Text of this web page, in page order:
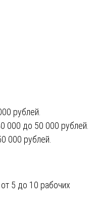
рублей.
000 до 50 000 рублей.
000 рублей.
5 до 10 рабочих